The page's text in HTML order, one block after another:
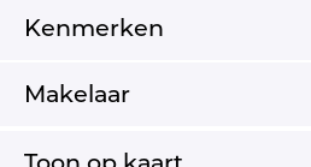
Kenmerken
Makelaar